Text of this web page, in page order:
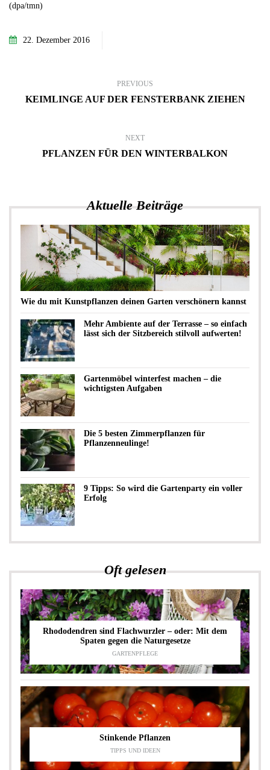
(dpa/tmn)
22. Dezember 2016
PREVIOUS
KEIMLINGE AUF DER FENSTERBANK ZIEHEN
NEXT
PFLANZEN FÜR DEN WINTERBALKON
Aktuelle Beiträge
Wie du mit Kunstpflanzen deinen Garten verschönern kannst
Mehr Ambiente auf der Terrasse – so einfach
lässt sich der Sitzbereich stilvoll aufwerten!
Gartenmöbel winterfest machen – die
wichtigsten Aufgaben
Die 5 besten Zimmerpflanzen für
Pflanzenneulinge!
9 Tipps: So wird die Gartenparty ein voller
Erfolg
Oft gelesen
Rhododendren sind Flachwurzler – oder: Mit dem
Spaten gegen die Naturgesetze
GARTENPFLEGE
Stinkende Pflanzen
TIPPS UND IDEEN